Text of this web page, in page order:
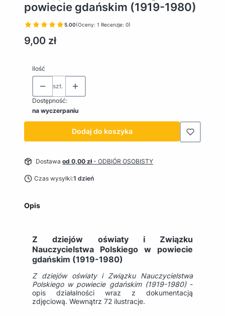
powiecie gdańskim (1919-1980)
5.00(Oceny: 1 Recenzje: 0)
Cena
9,00 zł
Ilość
szt.
Dostępność:
na wyczerpaniu
Dodaj do koszyka
Dostawa od 0,00 zł- ODBIÓR OSOBISTY
Czas wysyłki:1 dzień
Opis
Z dziejów oświaty i Związku
Nauczycielstwa Polskiego w powiecie
gdańskim (1919-1980)
Z dziejów oświaty i Związku Nauczycielstwa
Polskiego w powiecie gdańskim (1919-1980)-
opis działalności wraz z dokumentacją
zdjęciową. Wewnątrz 72 ilustracje.